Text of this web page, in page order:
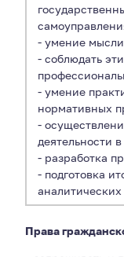
- умение
- соблюдать
- умение
нормативных
-
деятельности
- разработка
- подготовка
Права